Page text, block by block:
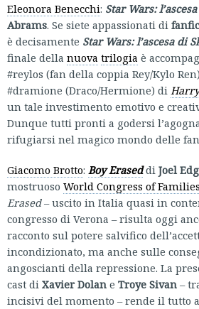
Eleonora Benecchi: Star Wars:
Abrams. Se siete appassionati di
è decisamente Star Wars: l’ascesa di
finale della nuova trilogia è
#reylos (fan della coppia Rey/Kylo
#dramione (Draco/Hermione) di
un tale investimento emotivo e
Dunque tutti pronti a godersi
rifugiarsi nel magico mondo delle
Giacomo Brotto: Boy Eraseddi Joel
mostruoso World Congress of Families
Erased– uscito in Italia quasi in
congresso di Verona – risulta oggi
racconto sul potere salvifico
incondizionato, ma anche sulle
angoscianti della repressione. La
cast di Xavier Dolan e Troye Sivan –
incisivi del momento – rende il tutto